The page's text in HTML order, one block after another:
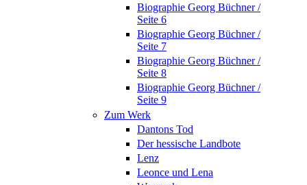
Biographie Georg Büchner /
Seite 6
Biographie Georg Büchner /
Seite 7
Biographie Georg Büchner /
Seite 8
Biographie Georg Büchner /
Seite 9
Zum Werk
Dantons Tod
Der hessische Landbote
Lenz
Leonce und Lena